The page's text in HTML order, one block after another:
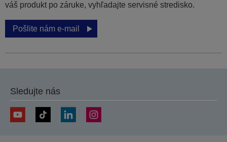
váš produkt po záruke, vyhľadajte servisné stredisko.
Pošlite nám e-mail
Sledujte nás